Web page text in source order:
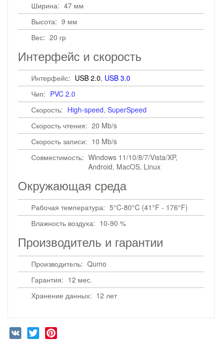
Ширина: 47 мм
Высота: 9 мм
Вес: 20 гр
Интерфейс и скорость
Интерфейс: USB 2.0, USB 3.0
Чип: PVC 2.0
Скорость: High-speed, SuperSpeed
Скорость чтения: 20 Mb/s
Скорость записи: 10 Mb/s
Совместимость: Windows 11/10/8/7/Vista/XP,
Android, MacOS, Linux
Окружающая среда
Рабочая температура: 5°C-80°C (41°F - 176°F)
Влажность воздуха: 10-90 %
Производитель и гарантии
Производитель: Qumo
Гарантия: 12 мес.
Хранение данных: 12 лет
VK Twitter